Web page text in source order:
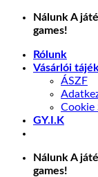
Skip
Nálunk A
games!
Rólunk
Vásárlói
ÁSZF
Cookie
GY.I.K
Nálunk A
games!